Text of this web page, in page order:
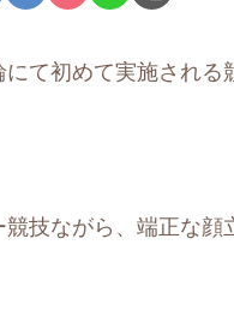
にて初めて実施される
競技ながら、端正な顔